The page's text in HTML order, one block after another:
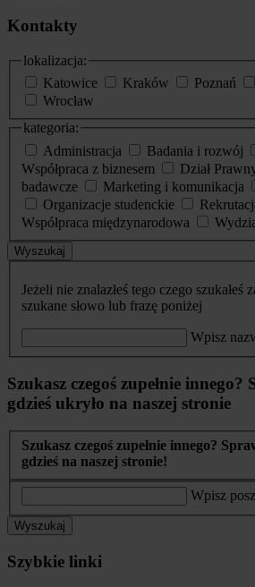
Kontakty
lokalizacja:
Katowice
Kraków Poznań
Wrocław
kategoria:
Administracja
Badania i rozwój
Współpraca z biznesem
Dział
badawcze
Marketing i komunikacja
Organizacje studenckie
Współpraca międzynarodowa
Wyszukaj
Jeżeli nie znalazłeś tego czego szukałeś
szukane słowo lub frazę poniżej
Wpisz
Szukasz czegoś zupełnie innego?
gdzieś ukryło na naszej stronie
Szukasz czegoś zupełnie innego?
gdzieś na naszej stronie!
Wpisz
Wyszukaj
Szybkie linki